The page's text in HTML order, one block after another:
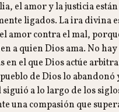
el amor y la justicia están
ligados. La ira divina
amor contra el mal,
a quien Dios ama. No
en el que Dios actúe
de Dios lo
siguió a lo largo de los
una compasión que